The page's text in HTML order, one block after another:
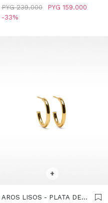
CIRCONITAS - PLATA DE
LEY 925 - DORADO
PYG 159.000
PYG 239.000
33
+
AROS LISOS - PLATA DE